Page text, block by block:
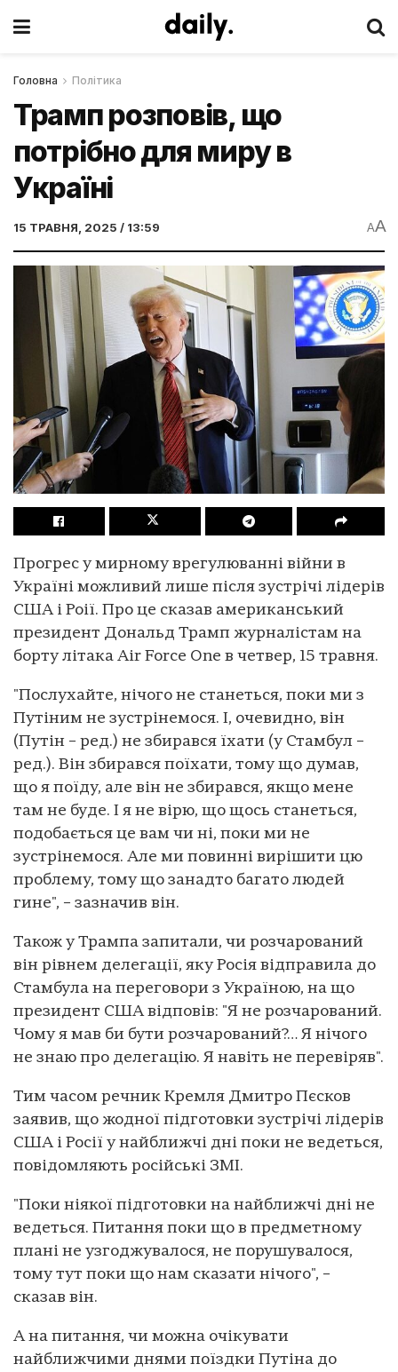
Головна Політика
Трамп розповів, що
потрібно для миру в
Україні
15 ТРАВНЯ, 2025 / 13:59 AA
Прогрес у мирному врегулюванні війни в
Україні можливий лише після зустрічі лідерів
США і Роії. Про це сказав американський
президент Дональд Трамп журналістам на
борту літака Air Force One в четвер, 15 травня.
"Послухайте, нічого не станеться, поки ми з
Путіним не зустрінемося. І, очевидно, він
(Путін – ред.) не збирався їхати (у Стамбул –
ред.). Він збирався поїхати, тому що думав,
що я поїду, але він не збирався, якщо мене
там не буде. І я не вірю, що щось станеться,
подобається це вам чи ні, поки ми не
зустрінемося. Але ми повинні вирішити цю
проблему, тому що занадто багато людей
гине", – зазначив він.
Також у Трампа запитали, чи розчарований
він рівнем делегації, яку Росія відправила до
Стамбула на переговори з Україною, на що
президент США відповів: "Я не розчарований.
Чому я мав би бути розчарований?… Я нічого
не знаю про делегацію. Я навіть не перевіряв".
Тим часом речник Кремля Дмитро Пєсков
заявив, що жодної підготовки зустрічі лідерів
США і Росії у найближчі дні поки не ведеться,
повідомляють російські ЗМІ.
"Поки ніякої підготовки на найближчі дні не
ведеться. Питання поки що в предметному
плані не узгоджувалося, не порушувалося,
тому тут поки що нам сказати нічого", –
сказав він.
А на питання, чи можна очікувати
найближчими днями поїздки Путіна до